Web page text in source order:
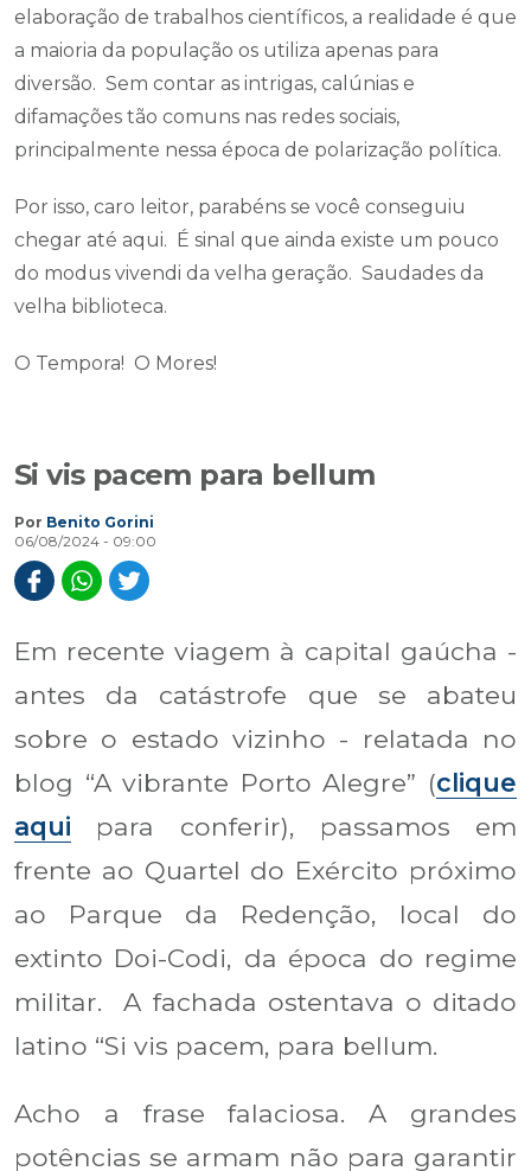
elaboração de trabalhos científicos, a realidade é que
a maioria da população os utiliza apenas para
diversão. Sem contar as intrigas, calúnias e
difamações tão comuns nas redes sociais,
principalmente nessa época de polarização política.
Por isso, caro leitor, parabéns se você conseguiu
chegar até aqui. É sinal que ainda existe um pouco
do modus vivendi da velha geração. Saudades da
velha biblioteca.
O Tempora! O Mores!
Si vis pacem para bellum
Por Benito Gorini
06/08/2024 - 09:00
Em recente viagem à capital gaúcha -
antes da catástrofe que se abateu
sobre o estado vizinho - relatada no
blog “A vibrante Porto Alegre” (clique
aqui
para conferir), passamos em
frente ao Quartel do Exército próximo
ao Parque da Redenção, local do
extinto Doi-Codi, da época do regime
militar. A fachada ostentava o ditado
latino “Si vis pacem, para bellum.
Acho a frase falaciosa. A grandes
potências se armam não para garantir